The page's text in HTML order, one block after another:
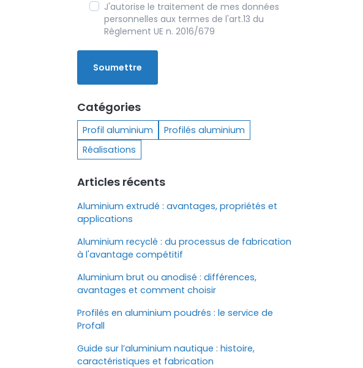
J'autorise le traitement de mes données
personnelles aux termes de l'art.13 du
Règlement UE n. 2016/679
Catégories
Profil aluminium
Profilés aluminium
Réalisations
Articles récents
Aluminium extrudé : avantages, propriétés et
applications
Aluminium recyclé : du processus de fabrication
à l'avantage compétitif
Aluminium brut ou anodisé : différences,
avantages et comment choisir
Profilés en aluminium poudrés : le service de
Profall
Guide sur l’aluminium nautique : histoire,
caractéristiques et fabrication